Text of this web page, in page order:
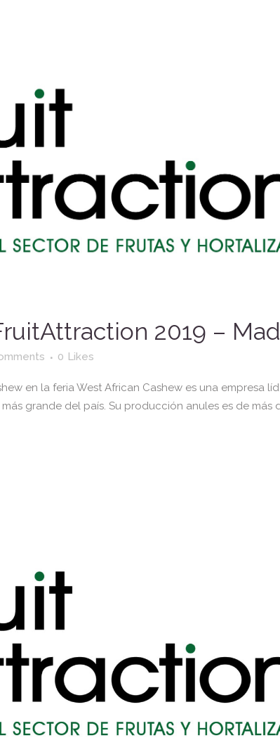
2019 –
0 Likes
en la feria West African Cashew es una empresa
grande del país. Su producción anules es de más